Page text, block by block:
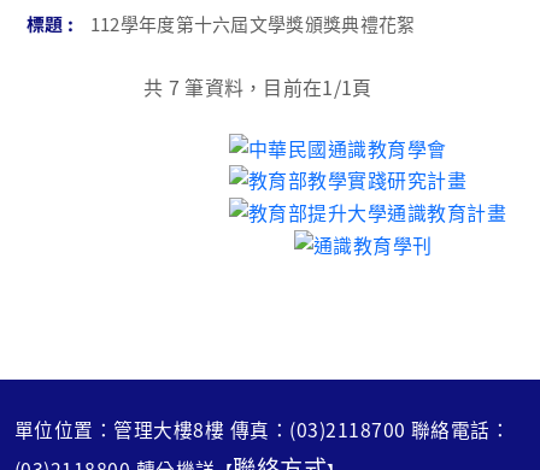
112學年度第十六屆文學獎頒獎典禮花絮
共 7 筆資料，目前在1/1頁
單位位置：管理大樓8樓 傳真：(03)2118700 聯絡電話：